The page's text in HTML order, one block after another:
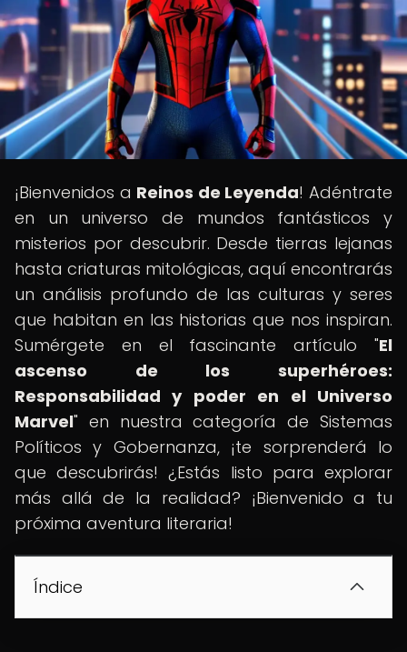
¡Bienvenidos a Reinos de Leyenda! Adéntrate
en un universo de mundos fantásticos y
misterios por descubrir. Desde tierras lejanas
hasta criaturas mitológicas, aquí encontrarás
un análisis profundo de las culturas y seres
que habitan en las historias que nos inspiran.
Sumérgete en el fascinante artículo "El
ascenso de los superhéroes:
Responsabilidad y poder en el Universo
Marvel" en nuestra categoría de Sistemas
Políticos y Gobernanza, ¡te sorprenderá lo
que descubrirás! ¿Estás listo para explorar
más allá de la realidad? ¡Bienvenido a tu
próxima aventura literaria!
Índice